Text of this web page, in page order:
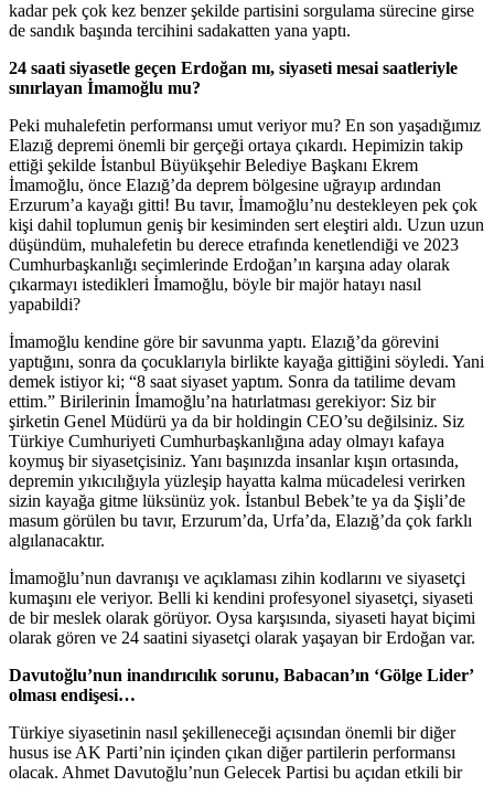
kadar pek çok kez benzer şekilde partisini sorgulama sürecine girse
de sandık başında tercihini sadakatten yana yaptı.
24 saati siyasetle geçen Erdoğan mı, siyaseti mesai saatleriyle
sınırlayan İmamoğlu mu?
Peki muhalefetin performansı umut veriyor mu? En son yaşadığımız
Elazığ depremi önemli bir gerçeği ortaya çıkardı. Hepimizin takip
ettiği şekilde İstanbul Büyükşehir Belediye Başkanı Ekrem
İmamoğlu, önce Elazığ’da deprem bölgesine uğrayıp ardından
Erzurum’a kayağı gitti! Bu tavır, İmamoğlu’nu destekleyen pek çok
kişi dahil toplumun geniş bir kesiminden sert eleştiri aldı. Uzun uzun
düşündüm, muhalefetin bu derece etrafında kenetlendiği ve 2023
Cumhurbaşkanlığı seçimlerinde Erdoğan’ın karşına aday olarak
çıkarmayı istedikleri İmamoğlu, böyle bir majör hatayı nasıl
yapabildi?
İmamoğlu kendine göre bir savunma yaptı. Elazığ’da görevini
yaptığını, sonra da çocuklarıyla birlikte kayağa gittiğini söyledi. Yani
demek istiyor ki; “8 saat siyaset yaptım. Sonra da tatilime devam
ettim.” Birilerinin İmamoğlu’na hatırlatması gerekiyor: Siz bir
şirketin Genel Müdürü ya da bir holdingin CEO’su değilsiniz. Siz
Türkiye Cumhuriyeti Cumhurbaşkanlığına aday olmayı kafaya
koymuş bir siyasetçisiniz. Yanı başınızda insanlar kışın ortasında,
depremin yıkıcılığıyla yüzleşip hayatta kalma mücadelesi verirken
sizin kayağa gitme lüksünüz yok. İstanbul Bebek’te ya da Şişli’de
masum görülen bu tavır, Erzurum’da, Urfa’da, Elazığ’da çok farklı
algılanacaktır.
İmamoğlu’nun davranışı ve açıklaması zihin kodlarını ve siyasetçi
kumaşını ele veriyor. Belli ki kendini profesyonel siyasetçi, siyaseti
de bir meslek olarak görüyor. Oysa karşısında, siyaseti hayat biçimi
olarak gören ve 24 saatini siyasetçi olarak yaşayan bir Erdoğan var.
Davutoğlu’nun inandırıcılık sorunu, Babacan’ın ‘Gölge Lider’
olması endişesi…
Türkiye siyasetinin nasıl şekilleneceği açısından önemli bir diğer
husus ise AK Parti’nin içinden çıkan diğer partilerin performansı
olacak. Ahmet Davutoğlu’nun Gelecek Partisi bu açıdan etkili bir